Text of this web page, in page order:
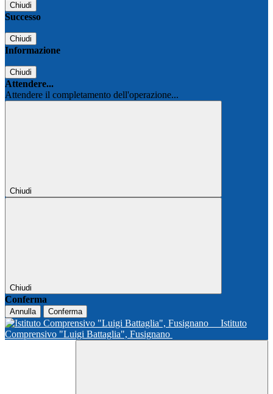
Chiudi
Successo
Chiudi
Informazione
Chiudi
Attendere...
Attendere il completamento dell'operazione...
Chiudi
Chiudi
Conferma
Annulla Conferma
Istituto
Comprensivo "Luigi Battaglia", Fusignano